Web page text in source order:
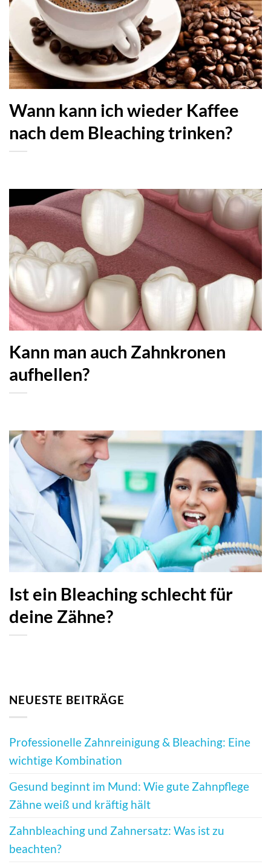
Wann kann ich wieder Kaffee
nach dem Bleaching trinken?
Kann man auch Zahnkronen
aufhellen?
Ist ein Bleaching schlecht für
deine Zähne?
NEUESTE BEITRÄGE
Professionelle Zahnreinigung & Bleaching: Eine
wichtige Kombination
Gesund beginnt im Mund: Wie gute Zahnpflege
Zähne weiß und kräftig hält
Zahnbleaching und Zahnersatz: Was ist zu
beachten?